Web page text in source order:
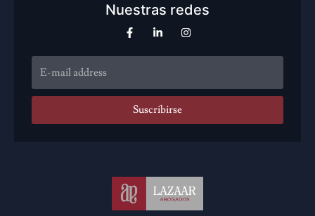
Nuestras redes
Suscribirse